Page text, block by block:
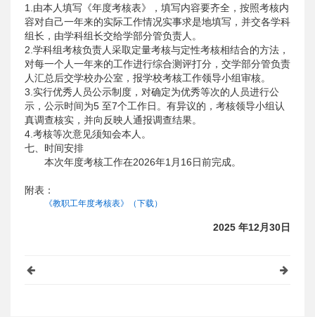
1.由本人填写《年度考核表》，填写内容要齐全，按照考核内
容对自己一年来的实际工作情况实事求是地填写，并交各学科
组长，由学科组长交给学部分管负责人。
2.学科组考核负责人采取定量考核与定性考核相结合的方法，
对每一个人一年来的工作进行综合测评打分，交学部分管负责
人汇总后交学校办公室，报学校考核工作领导小组审核。
3.实行优秀人员公示制度，对确定为优秀等次的人员进行公
示，公示时间为5 至7个工作日。有异议的，考核领导小组认
真调查核实，并向反映人通报调查结果。
4.考核等次意见须知会本人。
七、时间安排
本次年度考核工作在2026年1月16日前完成。
附表：
《教职工年度考核表》（下载）
2025 年12月30日